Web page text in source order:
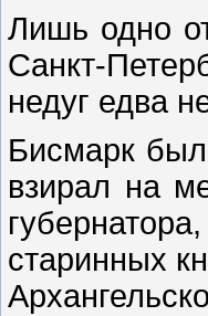
Лишь одно
Санкт-
недуг едва
Бисмарк
взирал на
старинных